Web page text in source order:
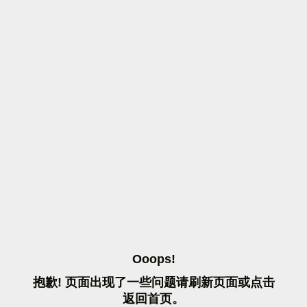
OOOPS!
抱歉! 页面出现了一些问题请刷 新页面或点击
返 回首页。